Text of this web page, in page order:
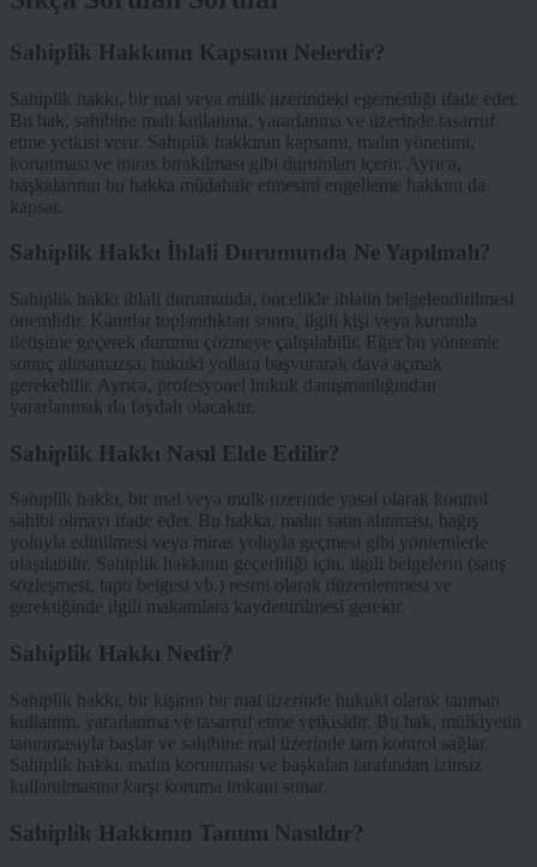
Sahiplik Hakkının Kapsamı Nelerdir?
Sahiplik hakkı, bir mal veya mülk üzerindeki egemenliği ifade eder.
Bu hak, sahibine malı kullanma, yararlanma ve üzerinde tasarruf
etme yetkisi verir. Sahiplik hakkının kapsamı, malın yönetimi,
korunması ve miras bırakılması gibi durumları içerir. Ayrıca,
başkalarının bu hakka müdahale etmesini engelleme hakkını da
kapsar.
Sahiplik Hakkı İhlali Durumunda Ne Yapılmalı?
Sahiplik hakkı ihlali durumunda, öncelikle ihlalin belgelendirilmesi
önemlidir. Kanıtlar toplandıktan sonra, ilgili kişi veya kurumla
iletişime geçerek durumu çözmeye çalışılabilir. Eğer bu yöntemle
sonuç alınamazsa, hukuki yollara başvurarak dava açmak
gerekebilir. Ayrıca, profesyonel hukuk danışmanlığından
yararlanmak da faydalı olacaktır.
Sahiplik Hakkı Nasıl Elde Edilir?
Sahiplik hakkı, bir mal veya mülk üzerinde yasal olarak kontrol
sahibi olmayı ifade eder. Bu hakka, malın satın alınması, bağış
yoluyla edinilmesi veya miras yoluyla geçmesi gibi yöntemlerle
ulaşılabilir. Sahiplik hakkının geçerliliği için, ilgili belgelerin (satış
sözleşmesi, tapu belgesi vb.) resmi olarak düzenlenmesi ve
gerektiğinde ilgili makamlara kaydettirilmesi gerekir.
Sahiplik Hakkı Nedir?
Sahiplik hakkı, bir kişinin bir mal üzerinde hukuki olarak tanınan
kullanım, yararlanma ve tasarruf etme yetkisidir. Bu hak, mülkiyetin
tanınmasıyla başlar ve sahibine mal üzerinde tam kontrol sağlar.
Sahiplik hakkı, malın korunması ve başkaları tarafından izinsiz
kullanılmasına karşı koruma imkanı sunar.
Sahiplik Hakkının Tanımı Nasıldır?